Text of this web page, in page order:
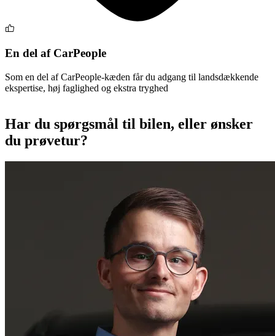
En del af CarPeople
Som en del af CarPeople-kæden får du adgang til landsdækkende
ekspertise, høj faglighed og ekstra tryghed
Har du spørgsmål til bilen, eller ønsker
du prøvetur?